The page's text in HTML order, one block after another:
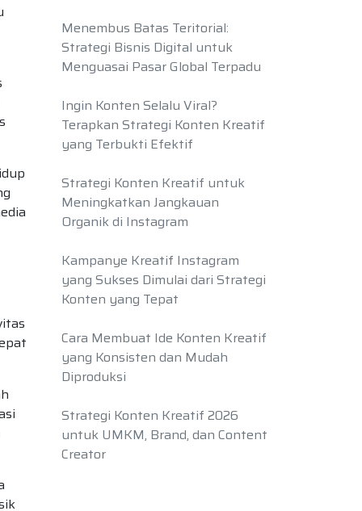
Menembus Batas Teritorial:
Strategi Bisnis Digital untuk
Menguasai Pasar Global Terpadu
Ingin Konten Selalu Viral?
Terapkan Strategi Konten Kreatif
yang Terbukti Efektif
Strategi Konten Kreatif untuk
Meningkatkan Jangkauan
Organik di Instagram
Kampanye Kreatif Instagram
yang Sukses Dimulai dari Strategi
Konten yang Tepat
Cara Membuat Ide Konten Kreatif
yang Konsisten dan Mudah
Diproduksi
Strategi Konten Kreatif 2026
untuk UMKM, Brand, dan Content
Creator